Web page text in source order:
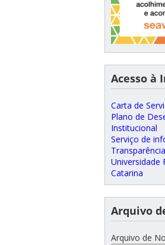
Acesso à
Carta de
Plano de
Institucional
Serviço de
Universidade
Catarina
Arquivo
Arquivo de